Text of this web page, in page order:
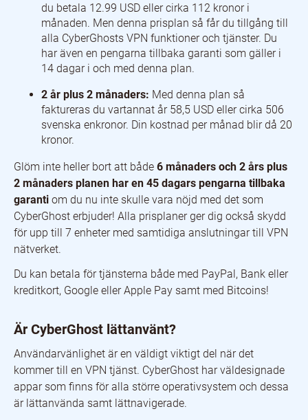
du betala 12.99 USD eller cirka 112 kronor i
månaden. Men denna prisplan så får du tillgång till
alla CyberGhosts VPN funktioner och tjänster. Du
har även en pengarna tillbaka garanti som gäller i
14 dagar i och med denna plan.
2 år plus 2 månaders: Med denna plan så
faktureras du vartannat år 58,5 USD eller cirka 506
svenska enkronor. Din kostnad per månad blir då 20
kronor.
Glöm inte heller bort att både 6 månaders och 2 års plus
2 månaders planen har en 45 dagars pengarna tillbaka
garanti om du nu inte skulle vara nöjd med det som
CyberGhost erbjuder! Alla prisplaner ger dig också skydd
för upp till 7 enheter med samtidiga anslutningar till VPN
nätverket.
Du kan betala för tjänsterna både med PayPal, Bank eller
kreditkort, Google eller Apple Pay samt med Bitcoins!
Är CyberGhost lättanvänt?
Användarvänlighet är en väldigt viktigt del när det
kommer till en VPN tjänst. CyberGhost har väldesignade
appar som finns för alla större operativsystem och dessa
är lättanvända samt lättnavigerade.